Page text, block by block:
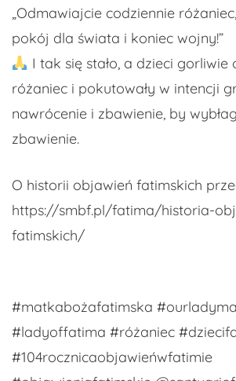
„Odmawiajcie codziennie
pokój dla świata i koniec wojny!”
I tak się stało, a dzieci gorliwie
różaniec i pokutowały w intencji
nawrócenie i zbawienie, by
zbawienie.
O historii objawień fatimskich
https://smbf.pl/fatima/historia-
fatimskich/
#matkabożafatimska
#ladyoffatima #różaniec
#104rocznicaobjawieńwfatimie